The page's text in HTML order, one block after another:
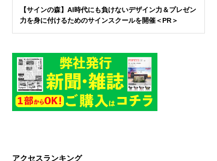
【サインの森】AI時代にも負けないデザイン力＆プレゼン
力を身に付けるためのサインスクールを開催＜PR＞
アクセスランキング